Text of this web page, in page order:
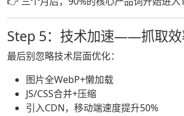
Step 5：技术加速——抓取效
最后别忽略技术层面优化：
图片全WebP+懒加载
JS/CSS合并+压缩
引入CDN，移动端速度提升50%